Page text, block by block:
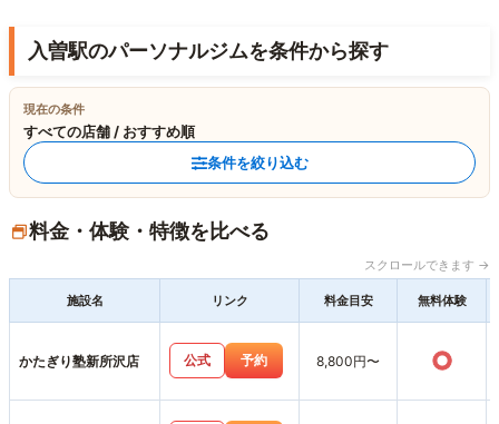
入曽駅のパーソナルジムを条件から探す
現在の条件
すべての店舗 / おすすめ順
条件を絞り込む
料金・体験・特徴を比べる
スクロールできます →
施設名 リンク 料金目安 無料体験
かたぎり塾新所沢店 公式 予約 8,800円〜 ○